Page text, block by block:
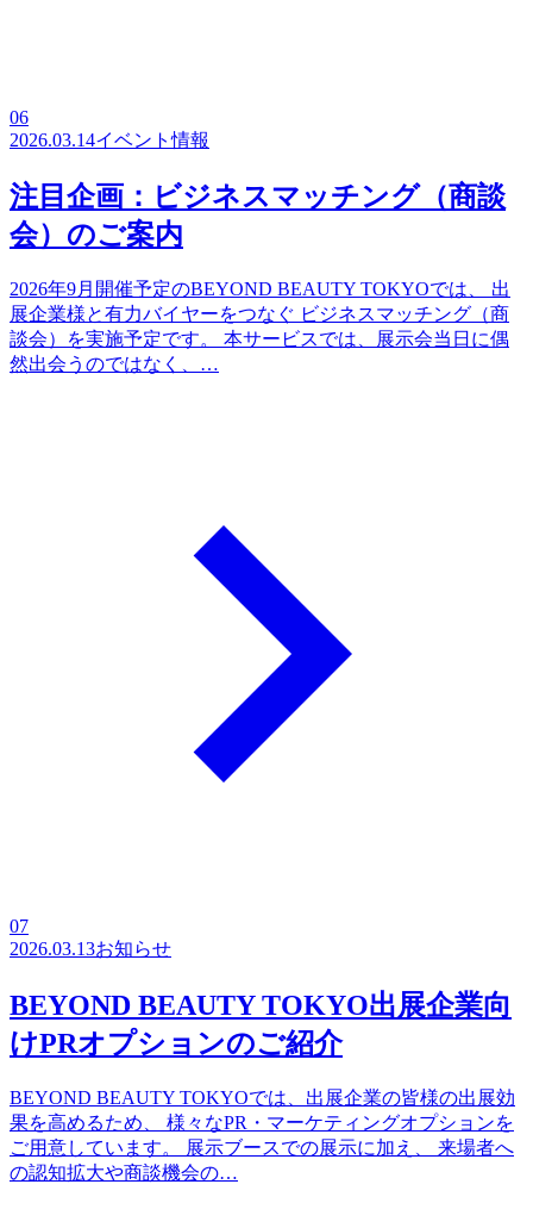
06
2026.03.14イベント情報
注目企画：ビジネスマッチング（商談
会）のご案内
2026年9月開催予定のBEYOND BEAUTY TOKYOでは、 出
展企業様と有力バイヤーをつなぐ ビジネスマッチング（商
談会）を実施予定です。 本サービスでは、展示会当日に偶
然出会うのではなく、…
07
2026.03.13お知らせ
BEYOND BEAUTY TOKYO出展企業向
けPRオプションのご紹介
BEYOND BEAUTY TOKYOでは、出展企業の皆様の出展効
果を高めるため、 様々なPR・マーケティングオプションを
ご用意しています。 展示ブースでの展示に加え、 来場者へ
の認知拡大や商談機会の…